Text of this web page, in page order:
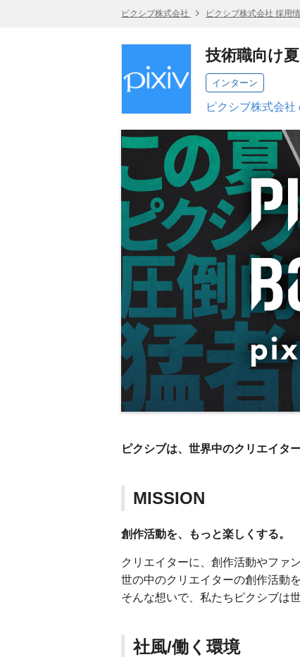
ピクシブ株式会社 ピクシブ株式会社 採用
技術職向け
インターン
ピクシブ株式会社
ピクシブは、世界中のクリエイタ
MISSION
創作活動を、もっと楽しくする。
クリエイターに、創作活動やファ
世の中のクリエイターの創作活動
そんな想いで、私たちピクシブは
社風/働く環境